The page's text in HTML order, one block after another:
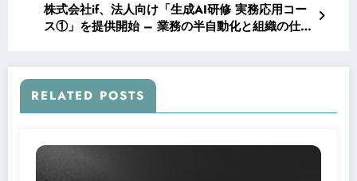
株式会社if、法人向け「生成AI研修 実務応用コー
ス①」を提供開始 – 業務の半自動化と組織の仕組
RELATED POSTS